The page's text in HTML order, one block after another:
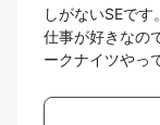
しがないSEです
仕事が好きなの
ークナイツやっ